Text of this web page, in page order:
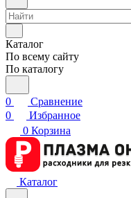
Каталог
По всему сайту
По каталогу
0
Сравнение
0
Избранное
0 Корзина
Каталог